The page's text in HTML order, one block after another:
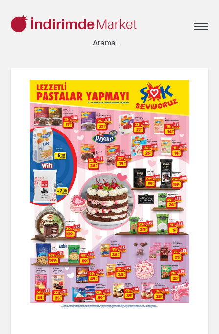
Aksesuar Ayakkabı Baharat Bahçe Bakliyat
Bebek
Beyaz Eşya
Çay & Kahve & Şeker
Cep Telefonu
Çikolata & Bisküvi & Kuruyemiş
Dondurma
Dondurulmuş Ürünler
Elektronik
Et & Balık Ev & Dekorasyon
Evcil Hayvan
Gezi & Seyahat
Giyim Hazır Soslar Hazır Yemekler
Hobi
İçecekler
Kırtasiye Kişisel Bakım Kitap & Dergi
Konserve
Küçük Ev Aletleri
Meyve & Sebze Mutfak Ürünleri
Otomobil
Oyuncak
Sağlık Süt Ürünleri & Kahvaltılık
Temizlik
Un & Şeker & Yağ
Yapı & Teknik